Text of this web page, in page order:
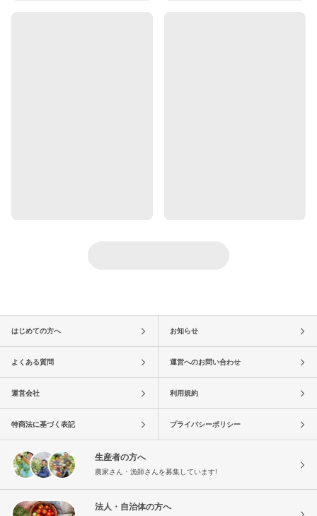
はじめての方へ お知らせ
よくある質問 運営へのお問い合わせ
運営会社 利用規約
特商法に基づく表記 プライバシーポリシー
生産者の方へ
農家さん・漁師さんを募集しています!
法人・自治体の方へ